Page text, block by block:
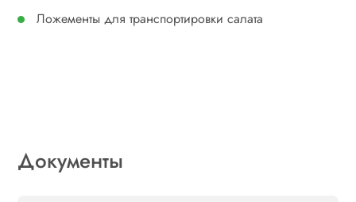
Ложементы для транспортировки салата
Документы